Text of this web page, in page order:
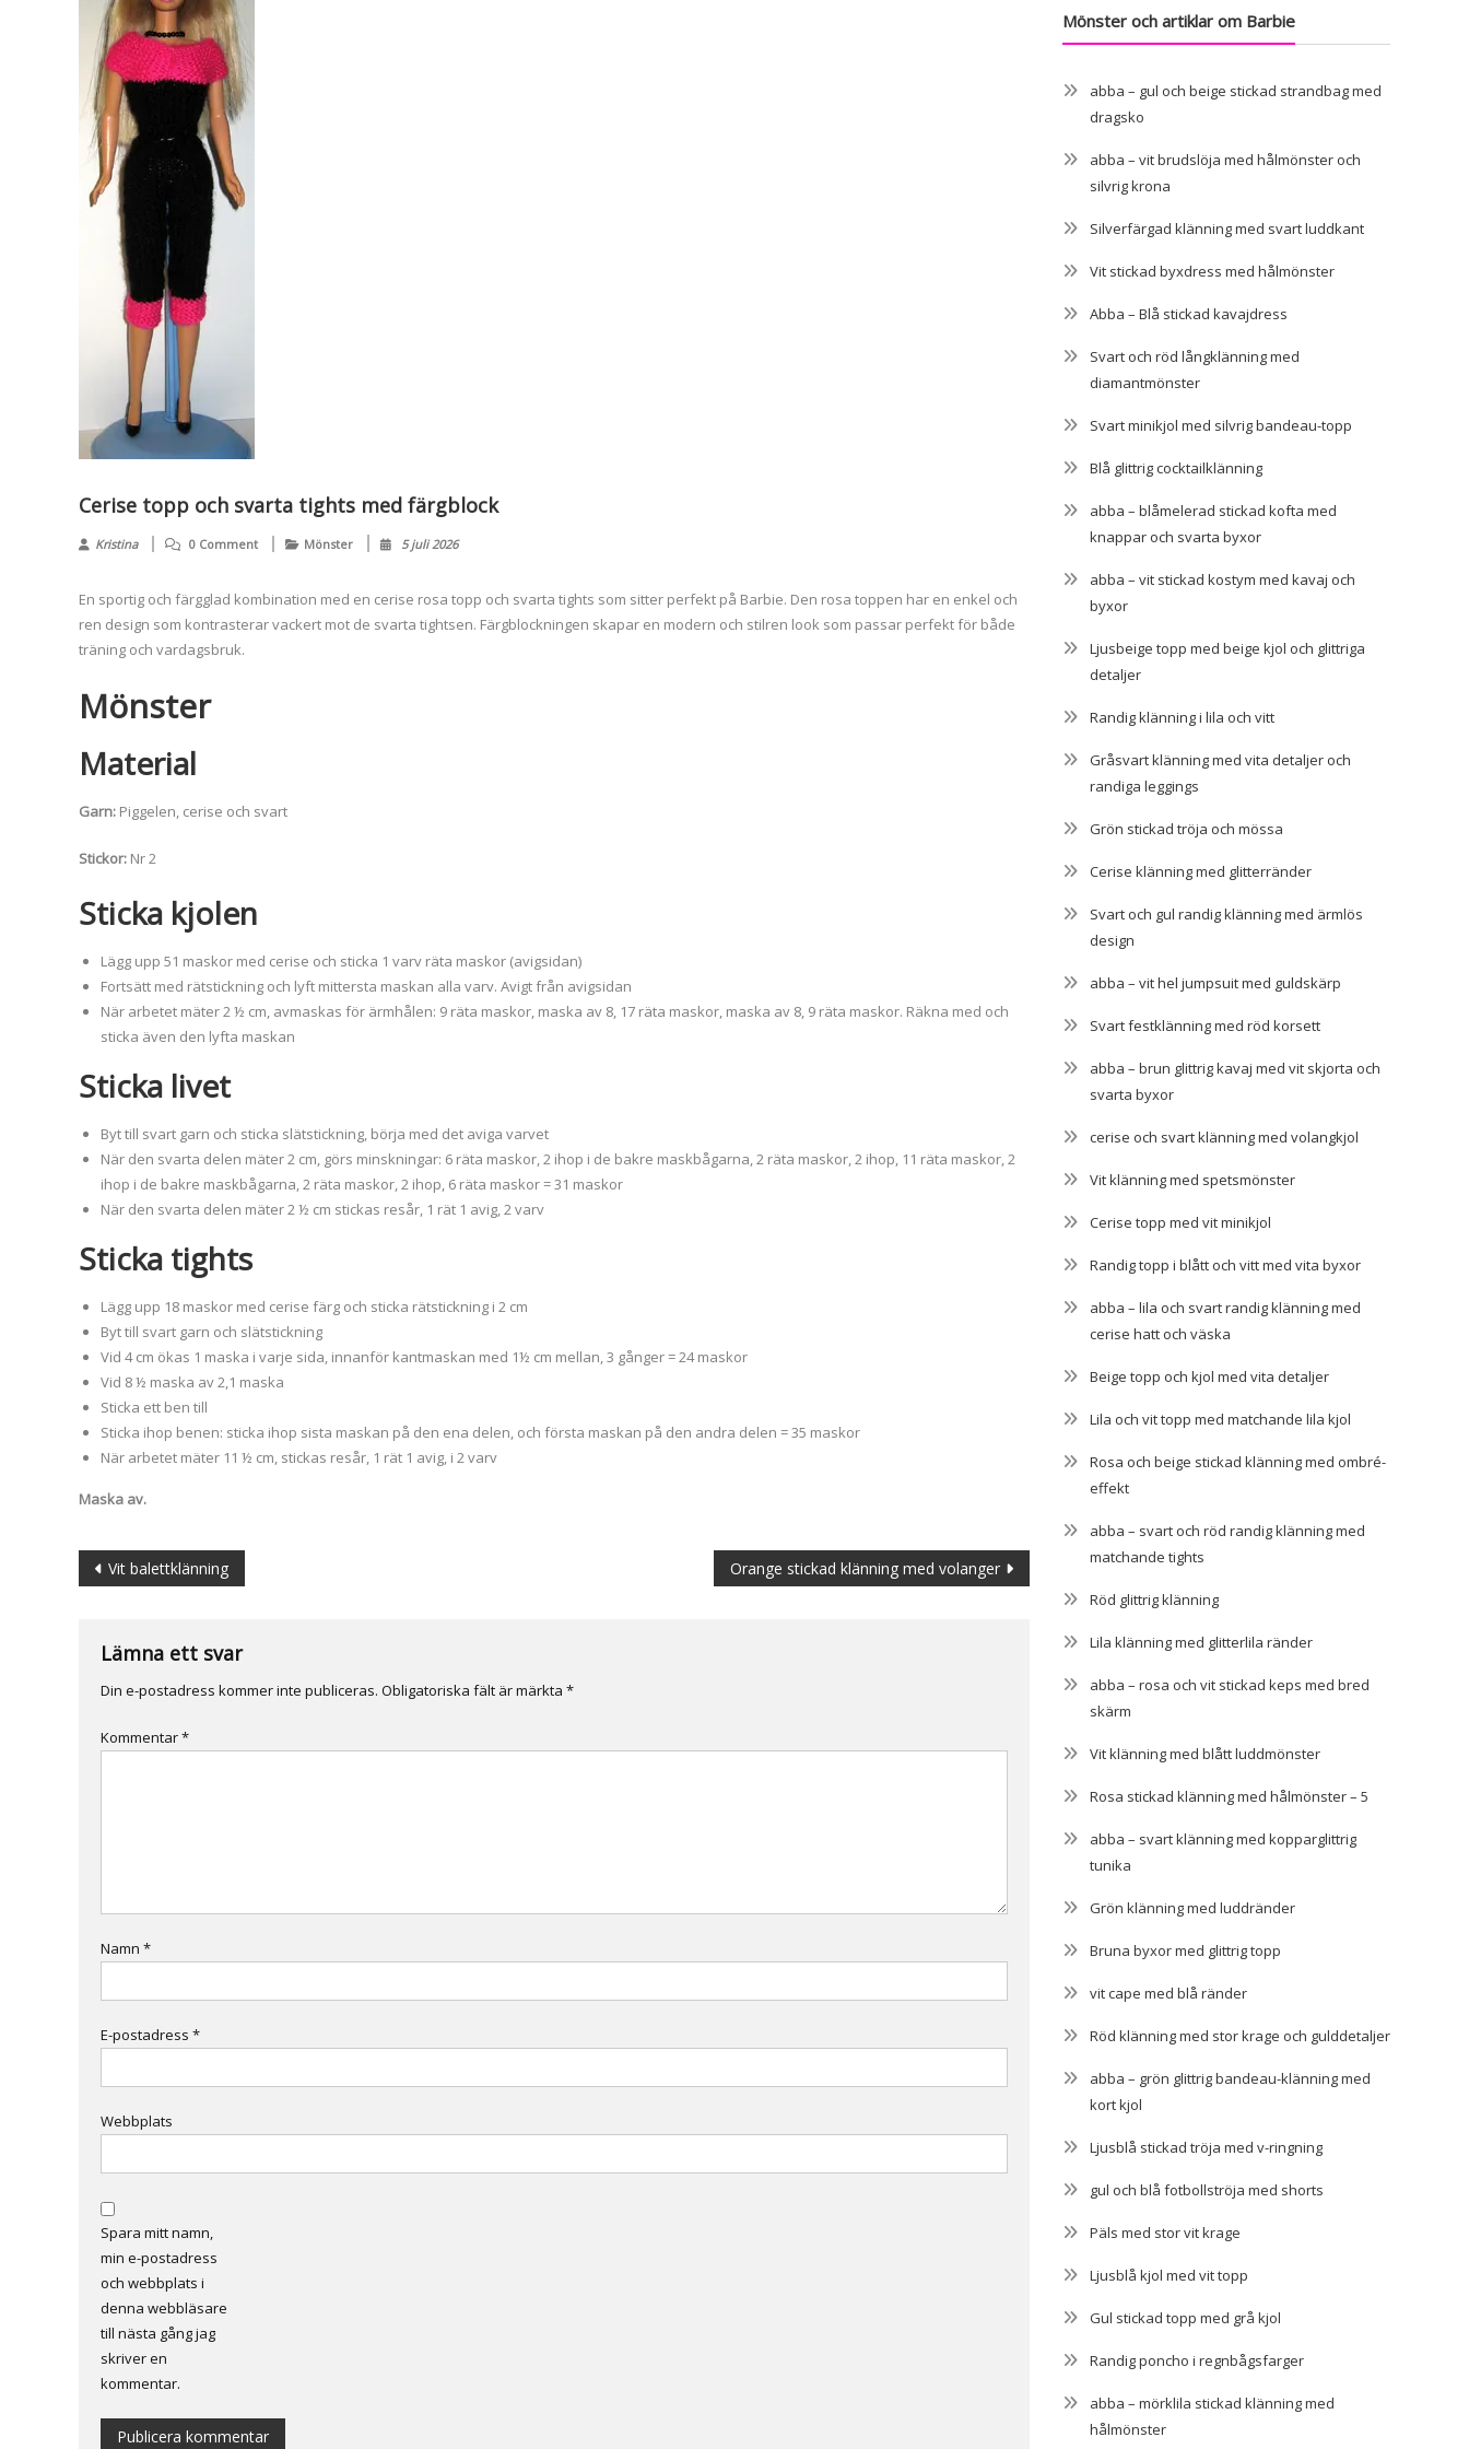
Cerise topp och svarta tights med färgblock
Kristina 0 Comment Mönster 5 juli 2026
En sportig och färgglad kombination med en cerise rosa topp och svarta tights som sitter perfekt på Barbie. Den rosa toppen har en enkel och
ren design som kontrasterar vackert mot de svarta tightsen. Färgblockningen skapar en modern och stilren look som passar perfekt för både
träning och vardagsbruk.
Mönster
Material
Garn: Piggelen, cerise och svart
Stickor: Nr 2
Sticka kjolen
Lägg upp 51 maskor med cerise och sticka 1 varv räta maskor (avigsidan)
Fortsätt med rätstickning och lyft mittersta maskan alla varv. Avigt från avigsidan
När arbetet mäter 2 ½ cm, avmaskas för ärmhålen: 9 räta maskor, maska av 8, 17 räta maskor, maska av 8, 9 räta maskor. Räkna med och
sticka även den lyfta maskan
Sticka livet
Byt till svart garn och sticka slätstickning, börja med det aviga varvet
När den svarta delen mäter 2 cm, görs minskningar: 6 räta maskor, 2 ihop i de bakre maskbågarna, 2 räta maskor, 2 ihop, 11 räta maskor, 2
ihop i de bakre maskbågarna, 2 räta maskor, 2 ihop, 6 räta maskor = 31 maskor
När den svarta delen mäter 2 ½ cm stickas resår, 1 rät 1 avig, 2 varv
Sticka tights
Lägg upp 18 maskor med cerise färg och sticka rätstickning i 2 cm
Byt till svart garn och slätstickning
Vid 4 cm ökas 1 maska i varje sida, innanför kantmaskan med 1½ cm mellan, 3 gånger = 24 maskor
Vid 8 ½ maska av 2,1 maska
Sticka ett ben till
Sticka ihop benen: sticka ihop sista maskan på den ena delen, och första maskan på den andra delen = 35 maskor
När arbetet mäter 11 ½ cm, stickas resår, 1 rät 1 avig, i 2 varv
Maska av.
Inläggsnavigering
Vit balettklänning Orange stickad klänning med volanger
Lämna ett svar
Din e-postadress kommer inte publiceras. Obligatoriska fält är märkta *
Kommentar*
Namn *
E-postadress *
Webbplats
Spara mitt namn,
min e-postadress
och webbplats i
denna webbläsare
till nästa gång jag
skriver en
kommentar.
Mönster och artiklar om Barbie
abba – gul och beige stickad strandbag med
dragsko
abba – vit brudslöja med hålmönster och
silvrig krona
Silverfärgad klänning med svart luddkant
Vit stickad byxdress med hålmönster
Abba – Blå stickad kavajdress
Svart och röd långklänning med
diamantmönster
Svart minikjol med silvrig bandeau-topp
Blå glittrig cocktailklänning
abba – blåmelerad stickad kofta med
knappar och svarta byxor
abba – vit stickad kostym med kavaj och
byxor
Ljusbeige topp med beige kjol och glittriga
detaljer
Randig klänning i lila och vitt
Gråsvart klänning med vita detaljer och
randiga leggings
Grön stickad tröja och mössa
Cerise klänning med glitterränder
Svart och gul randig klänning med ärmlös
design
abba – vit hel jumpsuit med guldskärp
Svart festklänning med röd korsett
abba – brun glittrig kavaj med vit skjorta och
svarta byxor
cerise och svart klänning med volangkjol
Vit klänning med spetsmönster
Cerise topp med vit minikjol
Randig topp i blått och vitt med vita byxor
abba – lila och svart randig klänning med
cerise hatt och väska
Beige topp och kjol med vita detaljer
Lila och vit topp med matchande lila kjol
Rosa och beige stickad klänning med ombré-
effekt
abba – svart och röd randig klänning med
matchande tights
Röd glittrig klänning
Lila klänning med glitterlila ränder
abba – rosa och vit stickad keps med bred
skärm
Vit klänning med blått luddmönster
Rosa stickad klänning med hålmönster – 5
abba – svart klänning med kopparglittrig
tunika
Grön klänning med luddränder
Bruna byxor med glittrig topp
vit cape med blå ränder
Röd klänning med stor krage och gulddetaljer
abba – grön glittrig bandeau-klänning med
kort kjol
Ljusblå stickad tröja med v-ringning
gul och blå fotbollströja med shorts
Päls med stor vit krage
Ljusblå kjol med vit topp
Gul stickad topp med grå kjol
Randig poncho i regnbågsfarger
abba – mörklila stickad klänning med
hålmönster